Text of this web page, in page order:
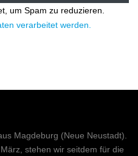
um Spam zu reduzieren.
verarbeitet werden.
Magdeburg (Neue Neustadt).
stehen wir seitdem für die